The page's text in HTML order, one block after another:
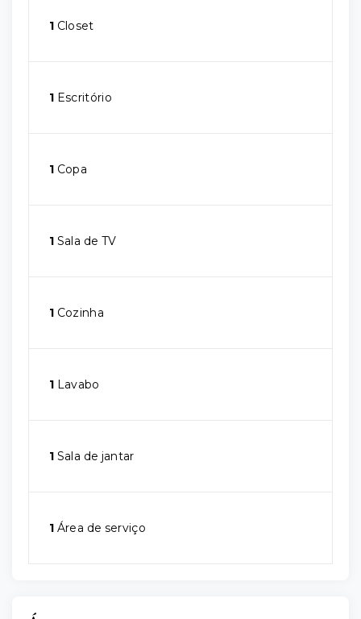
1 Closet
1 Escritório
1 Copa
1 Sala de TV
1 Cozinha
1 Lavabo
1 Sala de jantar
1 Área de serviço